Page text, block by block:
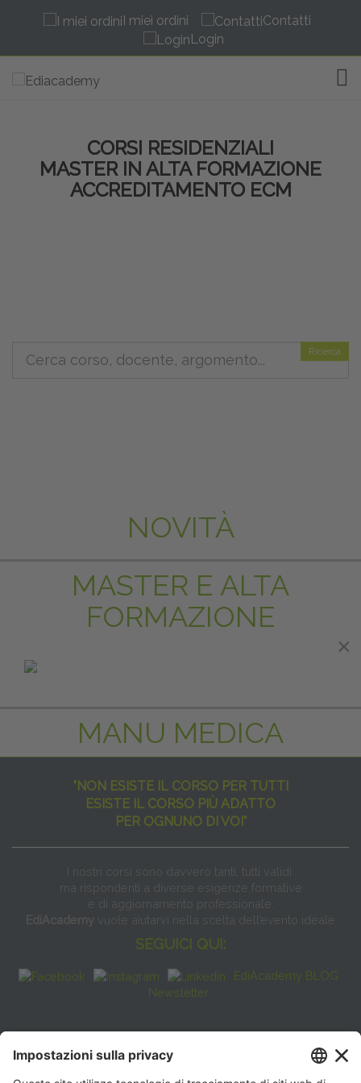
I miei ordini
Contatti
Login
CORSI RESIDENZIALI
MASTER IN ALTA FORMAZIONE
ACCREDITAMENTO ECM
Ricerca
NOVITÀ
MASTER E ALTA
FORMAZIONE
MANU MEDICA
"NON ESISTE IL CORSO PER TUTTI
ESISTE IL CORSO PIÙ ADATTO
PER OGNUNO DI VOI"
I nostri corsi sono davvero tanti, tutti validi
ma rispondenti a diverse esigenze formative
e di aggiornamento professionale.
EdiAcademy vuole aiutarvi nella scelta dell’evento ideale
SEGUICI QUI:
EdiAcademy BLOG
Newsletter
FAQ
×
×